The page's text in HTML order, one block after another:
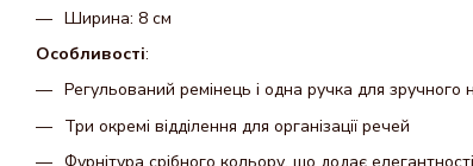
Ширина: 8 см
Особливості:
Регульований ремінець і одна ручка для зручного
Три окремі відділення для організації речей